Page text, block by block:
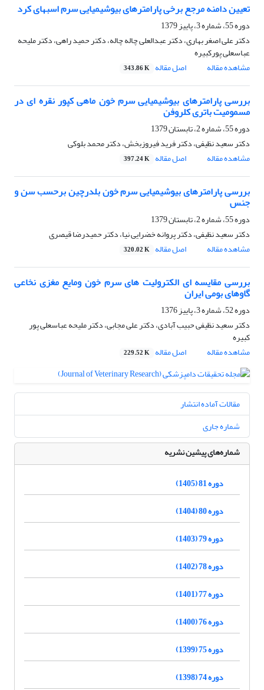
تعیین دامنه مرجع برخی پارامترهای بیوشیمیایی سرم اسبهای کرد
دوره 55، شماره 3، پاییز 1379
دکتر علی اصغر بهاری، دکتر عبدالعلی چاله چاله، دکتر حمید راهی، دکتر ملیحه
عباسعلی پورکبیره
مشاهده مقاله
اصل مقاله 343.86 K
بررسی پارامترهای بیوشیمیایی سرم خون ماهی کپور نقره ای در
مسمومیت باتری کلروفن
دوره 55، شماره 2، تابستان 1379
دکتر سعید نظیفی، دکتر فرید فیروزبخش، دکتر محمد بلوکی
مشاهده مقاله
اصل مقاله 397.24 K
بررسی پارامترهای بیوشیمیایی سرم خون بلدرچین برحسب سن و
جنس
دوره 55، شماره 2، تابستان 1379
دکتر سعید نظیفی، دکتر پروانه خضرایی نیا، دکتر حمیدرضا قیصری
مشاهده مقاله
اصل مقاله 320.02 K
بررسی مقایسه ای الکترولیت های سرم خون ومایع مغزی نخاعی
گاوهای بومی ایران
دوره 52، شماره 3، پاییز 1376
دکتر سعید نظیفی حبیب آبادی، دکتر علی مجابی، دکتر ملیحه عباسعلی پور
کبیره
مشاهده مقاله
اصل مقاله 229.52 K
مقالات آماده انتشار
شماره جاری
شماره‌های پیشین نشریه
دوره 81 (1405)
دوره 80 (1404)
دوره 79 (1403)
دوره 78 (1402)
دوره 77 (1401)
دوره 76 (1400)
دوره 75 (1399)
دوره 74 (1398)